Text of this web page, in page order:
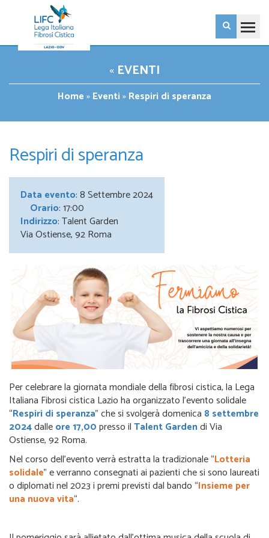
« EVENTI
Home»Eventi»Respiri di speranza
Respiri di speranza
Data evento: 8 Settembre 2024
Orario: 17:00
Indirizzo: Talent Garden
Via Ostiense, 92 Roma
Per celebrare la giornata mondiale della fibrosi cistica, la Lega
Italiana Fibrosi cistica Lazio ha organizzato l’evento solidale
“Respiri di speranza” che si svolgerà domenica 8 settembre
2024dalleore 17,00presso ilTalent Gardendi Via
Ostiense, 92 Roma.
Nel corso dell’evento verrà estratta la tradizionale “Lotteria
solidale” e verranno consegnati ai pazienti che si sono laureati
o diplomati nel 2023 i premi previsti dal bando “Insieme per
una nuova vita“.